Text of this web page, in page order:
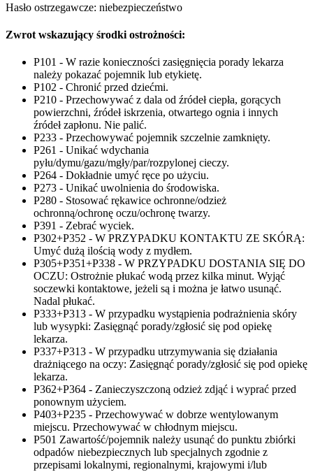
Hasło ostrzegawcze: niebezpieczeństwo
Zwrot wskazujący środki ostrożności:
P101 - W razie konieczności zasięgnięcia porady lekarza
należy pokazać pojemnik lub etykietę.
P102 - Chronić przed dziećmi.
P210 - Przechowywać z dala od źródeł ciepła, gorących
powierzchni, źródeł iskrzenia, otwartego ognia i innych
źródeł zapłonu. Nie palić.
P233 - Przechowywać pojemnik szczelnie zamknięty.
P261 - Unikać wdychania
pyłu/dymu/gazu/mgły/par/rozpylonej cieczy.
P264 - Dokładnie umyć ręce po użyciu.
P273 - Unikać uwolnienia do środowiska.
P280 - Stosować rękawice ochronne/odzież
ochronną/ochronę oczu/ochronę twarzy.
P391 - Zebrać wyciek.
P302+P352 - W PRZYPADKU KONTAKTU ZE SKÓRĄ:
Umyć dużą ilością wody z mydłem.
P305+P351+P338 - W PRZYPADKU DOSTANIA SIĘ DO
OCZU: Ostrożnie płukać wodą przez kilka minut. Wyjąć
soczewki kontaktowe, jeżeli są i można je łatwo usunąć.
Nadal płukać.
P333+P313 - W przypadku wystąpienia podrażnienia skóry
lub wysypki: Zasięgnąć porady/zgłosić się pod opiekę
lekarza.
P337+P313 - W przypadku utrzymywania się działania
drażniącego na oczy: Zasięgnąć porady/zgłosić się pod opiekę
lekarza.
P362+P364 - Zanieczyszczoną odzież zdjąć i wyprać przed
ponownym użyciem.
P403+P235 - Przechowywać w dobrze wentylowanym
miejscu. Przechowywać w chłodnym miejscu.
P501 Zawartość/pojemnik należy usunąć do punktu zbiórki
odpadów niebezpiecznych lub specjalnych zgodnie z
przepisami lokalnymi, regionalnymi, krajowymi i/lub